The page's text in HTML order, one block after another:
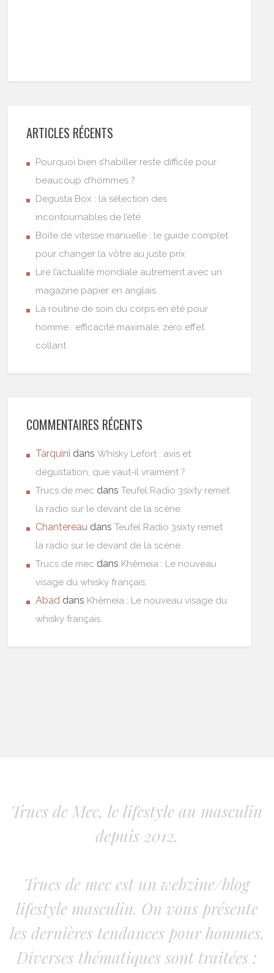
ARTICLES RÉCENTS
Pourquoi bien s’habiller reste difficile pour
beaucoup d’hommes ?
Degusta Box : la sélection des
incontournables de l’été
Boîte de vitesse manuelle : le guide complet
pour changer la vôtre au juste prix
Lire l’actualité mondiale autrement avec un
magazine papier en anglais
La routine de soin du corps en été pour
homme : efficacité maximale, zéro effet
collant
COMMENTAIRES RÉCENTS
Tarquini dansWhisky Lefort : avis et
dégustation, que vaut-il vraiment ?
Trucs de mec dansTeufel Radio 3sixty remet
la radio sur le devant de la scène
Chantereau dansTeufel Radio 3sixty remet
la radio sur le devant de la scène
Trucs de mec dans Khêmeia : Le nouveau
visage du whisky français.
Abad dans Khêmeia : Le nouveau visage du
whisky français.
Trucs de Mec, le lifestyle au masculin
depuis 2012.
Trucs de mec est un webzine/blog
lifestyle masculin. On vous présente
les dernières tendances pour hommes.
Diverses thématiques sont traitées :